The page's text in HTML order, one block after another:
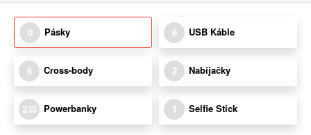
0 Pásky 6 USB Káble
6 Cross-body 2 Nabíjačky
235 Powerbanky 1 Selfie Stick